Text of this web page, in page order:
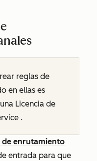
reglas de
en ellas es
Licencia de
.
enrutamiento
entrada para que